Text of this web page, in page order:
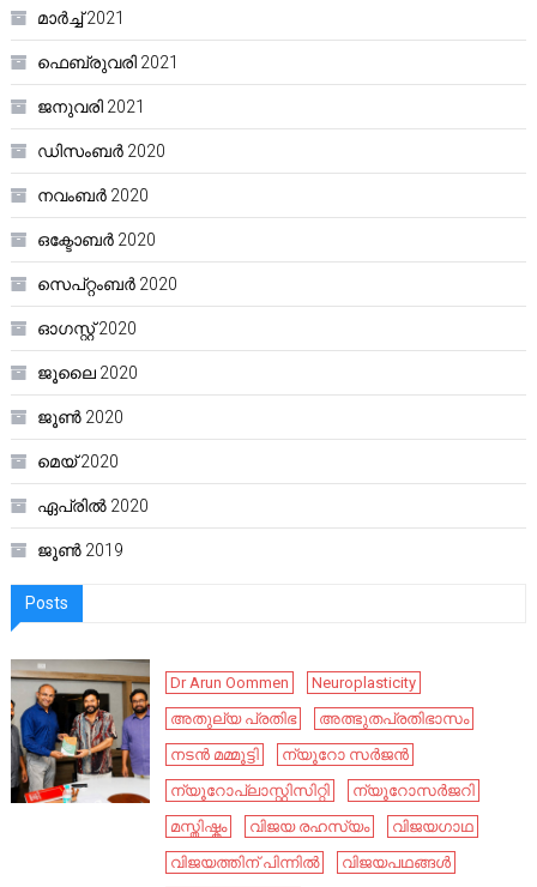
മാർച്ച്‌ 2021
ഫെബ്രുവരി 2021
ജനുവരി 2021
ഡിസംബർ 2020
നവംബർ 2020
ഒക്ടോബർ 2020
സെപ്റ്റംബർ 2020
ഓഗസ്റ്റ്‌ 2020
ജൂലൈ 2020
ജൂൺ 2020
മെയ്‌ 2020
ഏപ്രിൽ 2020
ജൂൺ 2019
Posts
Dr Arun Oommen
Neuroplasticity
അതുല്യ പ്രതിഭ
അത്ഭുതപ്രതിഭാസം
നടൻ മമ്മൂട്ടി
ന്യൂറോ സർജൻ
ന്യൂറോപ്ലാസ്റ്റിസിറ്റി
ന്യൂറോസർജറി
മസ്തിഷ്കം
വിജയ രഹസ്യം
വിജയഗാഥ
വിജയത്തിന് പിന്നിൽ
വിജയപഥങ്ങൾ